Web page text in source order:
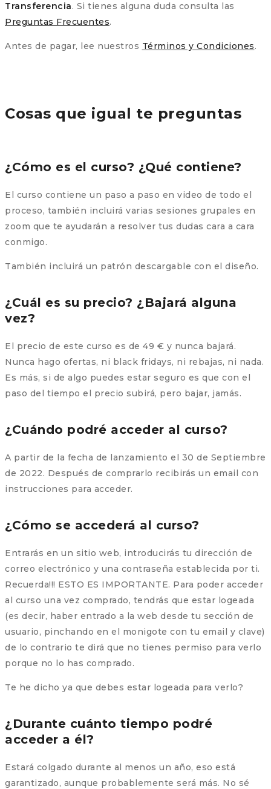
Transferencia. Si tienes alguna duda consulta las
Preguntas Frecuentes.
Antes de pagar, lee nuestros Términos y Condiciones.
Cosas que igual te preguntas
¿Cómo es el curso? ¿Qué contiene?
El curso contiene un paso a paso en video de todo el
proceso, también incluirá varias sesiones grupales en
zoom que te ayudarán a resolver tus dudas cara a cara
conmigo.
También incluirá un patrón descargable con el diseño.
¿Cuál es su precio? ¿Bajará alguna
vez?
El precio de este curso es de 49 € y nunca bajará.
Nunca hago ofertas, ni black fridays, ni rebajas, ni nada.
Es más, si de algo puedes estar seguro es que con el
paso del tiempo el precio subirá, pero bajar, jamás.
¿Cuándo podré acceder al curso?
A partir de la fecha de lanzamiento el 30 de Septiembre
de 2022. Después de comprarlo recibirás un email con
instrucciones para acceder.
¿Cómo se accederá al curso?
Entrarás en un sitio web, introducirás tu dirección de
correo electrónico y una contraseña establecida por ti.
Recuerda!!! ESTO ES IMPORTANTE. Para poder acceder
al curso una vez comprado, tendrás que estar logeada
(es decir, haber entrado a la web desde tu sección de
usuario, pinchando en el monigote con tu email y clave)
de lo contrario te dirá que no tienes permiso para verlo
porque no lo has comprado.
Te he dicho ya que debes estar logeada para verlo?
¿Durante cuánto tiempo podré
acceder a él?
Estará colgado durante al menos un año, eso está
garantizado, aunque probablemente será más. No sé